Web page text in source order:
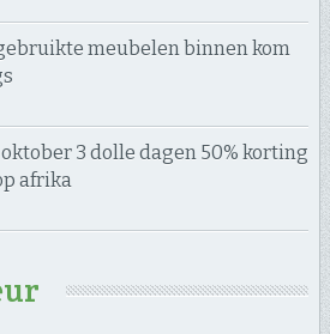
meubelen binnen kom
oktober 3 dolle dagen 50% korting
afrika